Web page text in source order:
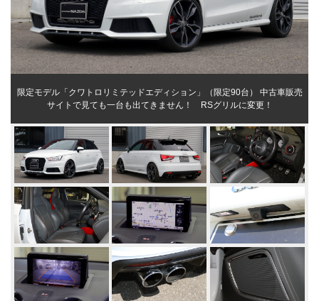
限定モデル「クワトロリミテッドエディション」（限定90台） 中古車販売
サイトで見ても一台も出てきません！ RSグリルに変更！